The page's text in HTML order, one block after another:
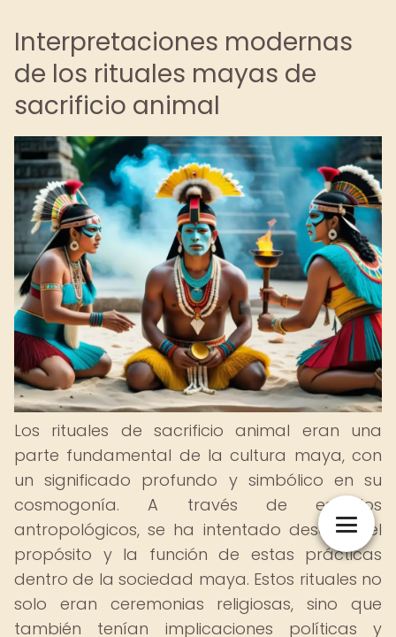
Interpretaciones modernas
de los rituales mayas de
sacrificio animal
Los rituales de sacrificio animal eran una
parte fundamental de la cultura maya, con
un significado profundo y simbólico en su
cosmogonía. A través de estudios
antropológicos, se ha intentado descifrar el
propósito y la función de estas prácticas
dentro de la sociedad maya. Estos rituales no
solo eran ceremonias religiosas, sino que
también tenían implicaciones políticas y